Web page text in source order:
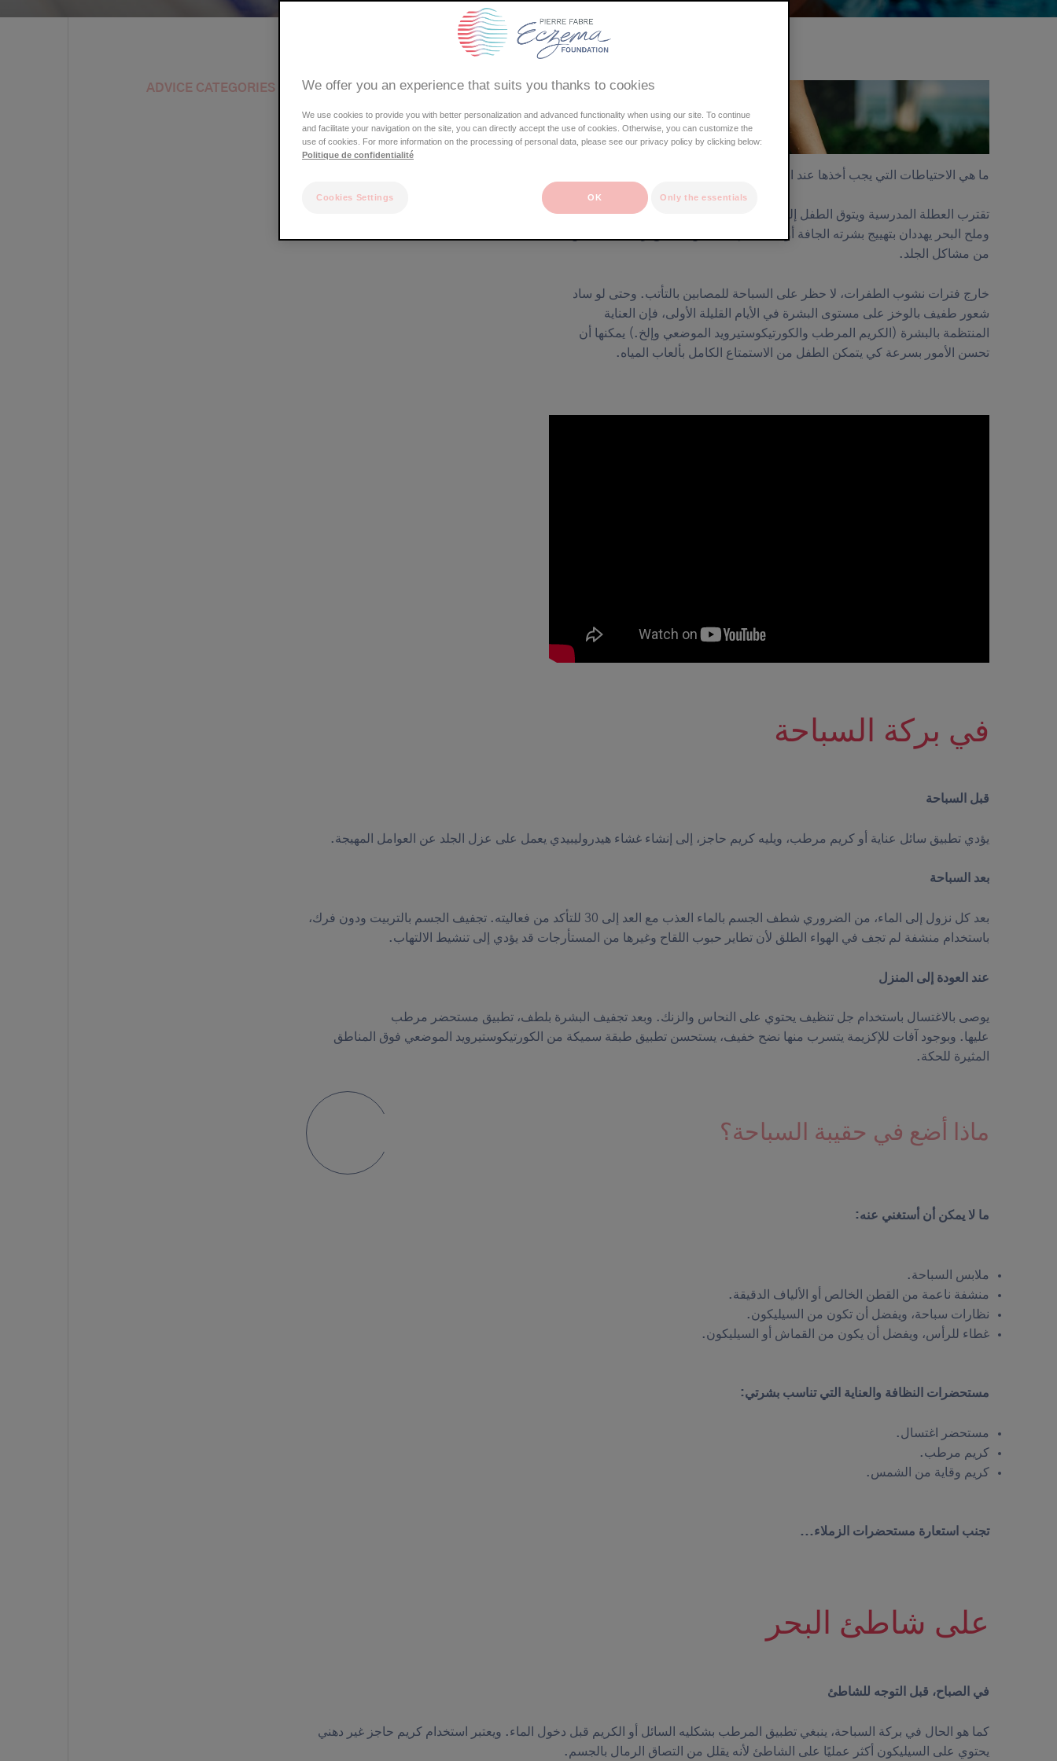
الفم
الصدر
الذراعان
الأعضاء التناسلية
القدمان
التنقل
ما هي الاحتياطات التي يجب أخذها عند السباحة؟
تقترب العطلة المدرسية ويتوق الطفل إلى السباحة في المسبح أو البحر. لكن الكلور
وملح البحر يهددان بتهييج بشرته الجافة أو التأتبية. إليك بعض النصائح والحيل للتخلص
من مشاكل الجلد.
خارج فترات نشوب الطفرات، لا حظر على السباحة للمصابين بالتأتب. وحتى لو ساد
شعور طفيف بالوخز على مستوى البشرة في الأيام القليلة الأولى، فإن العناية
المنتظمة بالبشرة (الكريم المرطب والكورتيكوستيرويد الموضعي وإلخ.) يمكنها أن
تحسن الأمور بسرعة كي يتمكن الطفل من الاستمتاع الكامل بألعاب المياه.
في بركة السباحة
قبل السباحة
يؤدي تطبيق سائل عناية أو كريم مرطب، ويليه كريم حاجز، إلى إنشاء غشاء هيدروليبيدي يعمل على عزل الجلد عن العوامل المهيجة.
بعد السباحة
بعد كل نزول إلى الماء، من الضروري شطف الجسم بالماء العذب مع العد إلى 30 للتأكد من فعاليته. تجفيف الجسم بالتربيت ودون فرك،
باستخدام منشفة لم تجف في الهواء الطلق لأن تطاير حبوب اللقاح وغيرها من المستأرجات قد يؤدي إلى تنشيط الالتهاب.
عند العودة إلى المنزل
يوصى بالاغتسال باستخدام جل تنظيف يحتوي على النحاس والزنك. وبعد تجفيف البشرة بلطف، تطبيق مستحضر مرطب
عليها. وبوجود آفات للإكزيمة يتسرب منها نضح خفيف، يستحسن تطبيق طبقة سميكة من الكورتيكوستيرويد الموضعي فوق المناطق
المثيرة للحكة.
ماذا أضع في حقيبة السباحة؟
ما لا يمكن أن أستغني عنه:
ملابس السباحة.
منشفة ناعمة من القطن الخالص أو الألياف الدقيقة.
نظارات سباحة، ويفضل أن تكون من السيليكون.
غطاء للرأس، ويفضل أن يكون من القماش أو السيليكون.
مستحضرات النظافة والعناية التي تناسب بشرتي:
مستحضر اغتسال.
كريم مرطب.
كريم وقاية من الشمس.
تجنب استعارة مستحضرات الزملاء...
على شاطئ البحر
في الصباح، قبل التوجه للشاطئ
كما هو الحال في بركة السباحة، ينبغي تطبيق المرطب بشكليه السائل أو الكريم قبل دخول الماء. ويعتبر استخدام كريم حاجز غير دهني
يحتوي على السيليكون أكثر عمليًا على الشاطئ لأنه يقلل من التصاق الرمال بالجسم.
ADVICE CATEGORIES We offer you an experience that suits you thanks to cookies
We use cookies to provide you with better personalization and advanced functionality when using our site. To continue
and facilitate your navigation on the site, you can directly accept the use of cookies. Otherwise, you can customize the
use of cookies. For more information on the processing of personal data, please see our privacy policy by clicking below:
Politique de confidentialité
Cookies Settings Only the essentials
OK